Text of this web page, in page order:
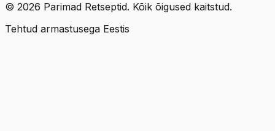
© 2026 Parimad Retseptid. Kõik õigused kaitstud.
Tehtud armastusega Eestis